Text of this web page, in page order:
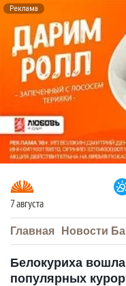
Реклама
7 августа
Главная Новости
Белокуриха
популярных